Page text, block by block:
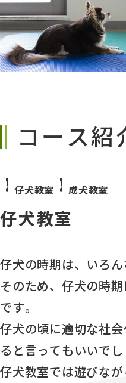
コース紹
仔犬教室 成犬教室
仔犬教室
仔犬の時期は、いろん
そのため、仔犬の時
です。
仔犬の頃に適切な社
ると言ってもいいでし
仔犬教室では遊びな